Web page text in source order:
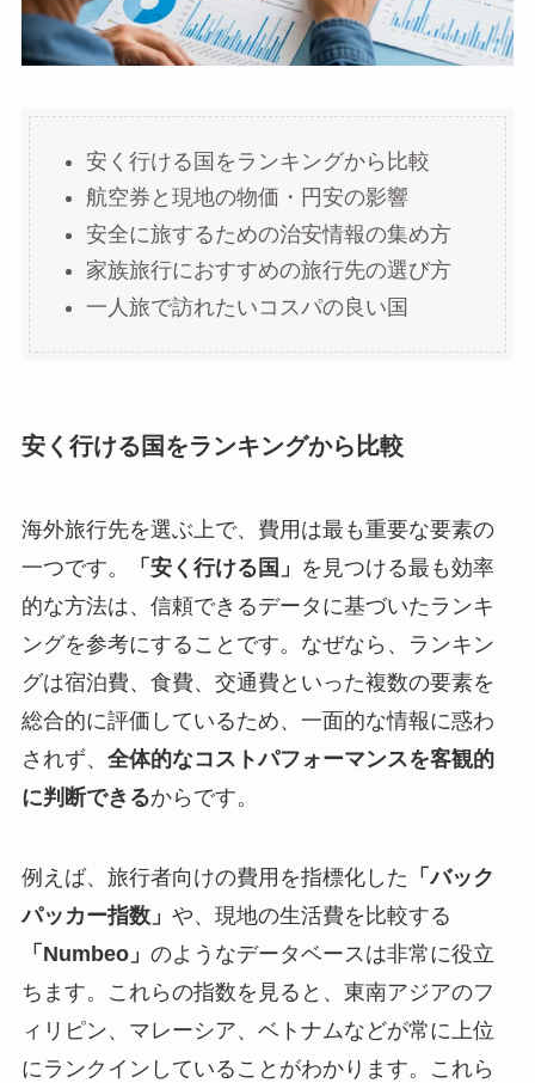
安く行ける国をランキングから比較
航空券と現地の物価・円安の影響
安全に旅するための治安情報の集め方
家族旅行におすすめの旅行先の選び方
一人旅で訪れたいコスパの良い国
安く行ける国をランキングから比較
海外旅行先を選ぶ上で、費用は最も重要な要素の
一つです。
「安く行ける国」 を見つける最も効率
的な方法は、信頼できるデータに基づいたランキ
ングを参考にすることです。なぜなら、ランキン
グは宿泊費、食費、交通費といった複数の要素を
総合的に評価しているため、一面的な情報に惑わ
されず、 全体的なコストパフォーマンスを客観的
に判断できるからです。
例えば、旅行者向けの費用を指標化した 「バック
パッカー指数」 や、現地の生活費を比較する
「Numbeo」 のようなデータベースは非常に役立
ちます。これらの指数を見ると、東南アジアのフ
ィリピン、マレーシア、ベトナムなどが常に上位
にランクインしていることがわかります。これら